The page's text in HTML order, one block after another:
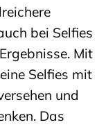
bei Selfies
Mit
Selfies mit
und
Das